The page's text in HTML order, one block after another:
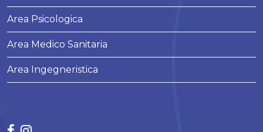
Area Psicologica
Area Medico Sanitaria
Area Ingegneristica